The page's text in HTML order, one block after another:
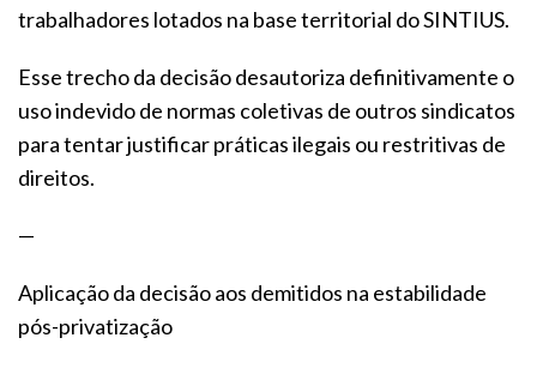
trabalhadores lotados na base territorial do SINTIUS.
Esse trecho da decisão desautoriza definitivamente o
uso indevido de normas coletivas de outros sindicatos
para tentar justificar práticas ilegais ou restritivas de
direitos.
—
Aplicação da decisão aos demitidos na estabilidade
pós-privatização